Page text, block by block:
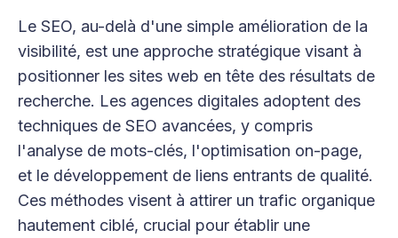
Le SEO, au-delà d'une simple amélioration de la
visibilité, est une approche stratégique visant à
positionner les sites web en tête des résultats de
recherche. Les agences digitales adoptent des
techniques de SEO avancées, y compris
l'analyse de mots-clés, l'optimisation on-page,
et le développement de liens entrants de qualité.
Ces méthodes visent à attirer un trafic organique
hautement ciblé, crucial pour établir une